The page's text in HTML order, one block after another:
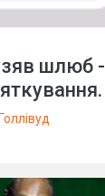
шлюб -
Голлівуд